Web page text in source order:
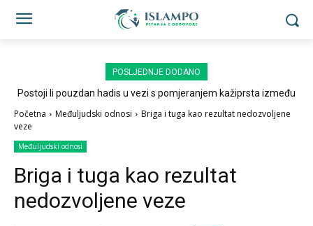
POSLJEDNJE DODANO
Postoji li pouzdan hadis u vezi s pomjeranjem kažiprsta između
Početna Međuljudski odnosi
Briga i tuga kao rezultat nedozvoljene
veze
Međuljudski odnosi
Briga i tuga kao rezultat
nedozvoljene veze